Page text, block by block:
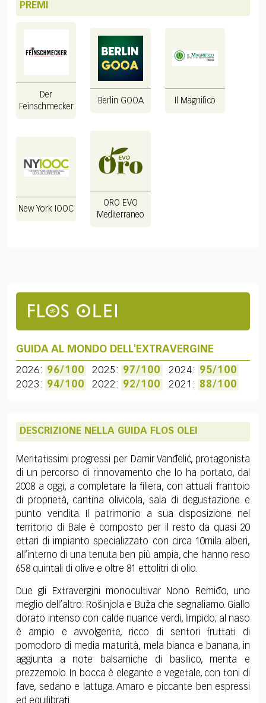
PREMI
Der
Feinschmecker
Berlin GOOA Il Magnifico
New York IOOC
ORO EVO
Mediterraneo
GUIDA AL MONDO DELL'EXTRAVERGINE
2026: 96/100 2025: 97/100 2024: 95/100
2023: 94/100 2022: 92/100 2021: 88/100
DESCRIZIONE NELLA GUIDA FLOS OLEI
Meritatissimi progressi per Damir Vanđelić, protagonista
di un percorso di rinnovamento che lo ha portato, dal
2008 a oggi, a completare la filiera, con attuali frantoio
di proprietà, cantina olivicola, sala di degustazione e
punto vendita. Il patrimonio a sua disposizione nel
territorio di Bale è composto per il resto da quasi 20
ettari di impianto specializzato con circa 10mila alberi,
all’interno di una tenuta ben più ampia, che hanno reso
658 quintali di olive e oltre 81 ettolitri di olio.
Due gli Extravergini monocultivar Nono Remiđo, uno
meglio dell’altro: Rošinjola e Buža che segnaliamo. Giallo
dorato intenso con calde nuance verdi, limpido; al naso
è ampio e avvolgente, ricco di sentori fruttati di
pomodoro di media maturità, mela bianca e banana, in
aggiunta a note balsamiche di basilico, menta e
prezzemolo. In bocca è elegante e vegetale, con toni di
fave, sedano e lattuga. Amaro e piccante ben espressi
ed equilibrati.